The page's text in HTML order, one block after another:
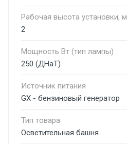
Рабочая высота установки, м
2
Мощность Вт (тип лампы)
250 (ДНаТ)
Источник питания
GX - бензиновый генератор
Тип товара
Осветительная башня